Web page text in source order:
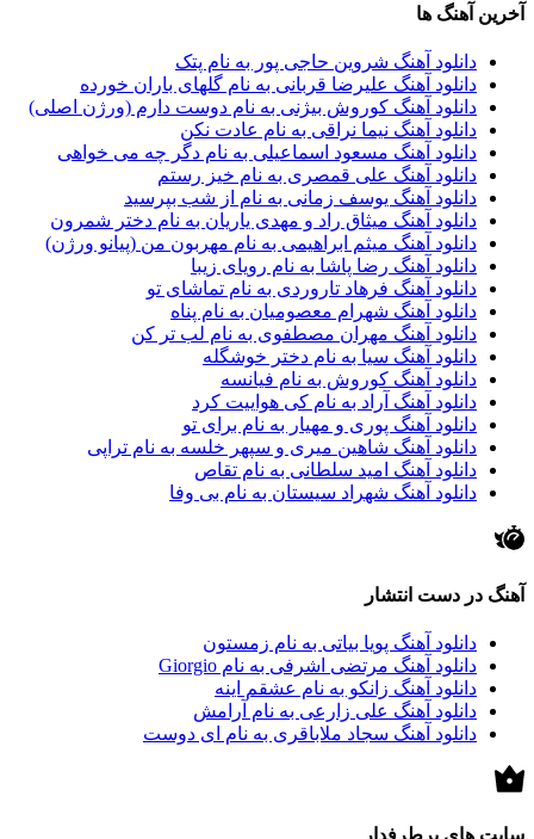
آخرین آهنگ ها
دانلود آهنگ شروین حاجی پور به نام پتک
دانلود آهنگ علیرضا قربانی به نام گلهای باران خورده
دانلود آهنگ کوروش بیژنی به نام دوست دارم (ورژن اصلی)
دانلود آهنگ نیما نراقی به نام عادت نکن
دانلود آهنگ مسعود اسماعیلی به نام دگر چه می خواهی
دانلود آهنگ علی قمصری به نام خیز رستم
دانلود آهنگ یوسف زمانی به نام از شب بپرسید
دانلود آهنگ میثاق راد و مهدی یاریان به نام دختر شمرون
دانلود آهنگ میثم ابراهیمی به نام مهربون من (پیانو ورژن)
دانلود آهنگ رضا پاشا به نام رویای زیبا
دانلود آهنگ فرهاد تاروردی به نام تماشای تو
دانلود آهنگ شهرام معصومیان به نام پناه
دانلود آهنگ مهران مصطفوی به نام لب تر کن
دانلود آهنگ سیا به نام دختر خوشگله
دانلود آهنگ کوروش به نام فیانسه
دانلود آهنگ آراد به نام کی هواییت کرد
دانلود آهنگ پوری و مهیار به نام برای تو
دانلود آهنگ شاهین میری و سپهر خلسه به نام تراپی
دانلود آهنگ امید سلطانی به نام تقاص
دانلود آهنگ شهراد سیستان به نام بی وفا
آهنگ در دست انتشار
دانلود آهنگ پویا بیاتی به نام زمستون
دانلود آهنگ مرتضی اشرفی به نام Giorgio
دانلود آهنگ زانکو به نام عشقم اینه
دانلود آهنگ علی زارعی به نام آرامش
دانلود آهنگ سجاد ملاباقری به نام ای دوست